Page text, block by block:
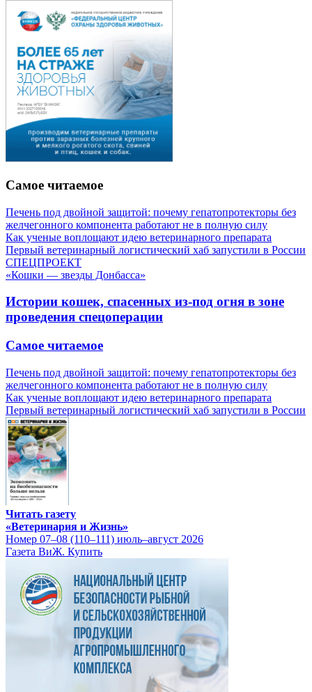
Самое читаемое
Печень под двойной защитой: почему гепатопротекторы без
желчегонного компонента работают не в полную силу
Как ученые воплощают идею ветеринарного препарата
Первый ветеринарный логистический хаб запустили в России
СПЕЦПРОЕКТ
«Кошки — звезды Донбасса»
Истории кошек, спасенных из-под огня в зоне
проведения спецоперации
Самое читаемое
Печень под двойной защитой: почему гепатопротекторы без
желчегонного компонента работают не в полную силу
Как ученые воплощают идею ветеринарного препарата
Первый ветеринарный логистический хаб запустили в России
Читать газету
«Ветеринария и Жизнь»
Номер 07–08 (110–111) июль–август 2026
Газета ВиЖ. Купить